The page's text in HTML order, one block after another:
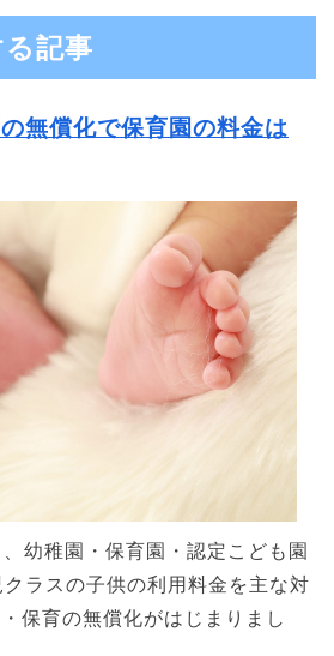
記事
無償化で保育園の料金は
幼稚園・保育園・認定こども園
ラスの子供の利用料金を主な対
保育の無償化がはじまりまし